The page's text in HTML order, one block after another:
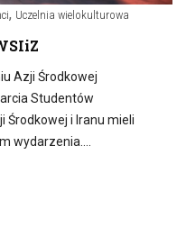
, Uczelnia wielokulturowa
Azji Środkowej
Studentów
Środkowej i Iranu mieli
wydarzenia….